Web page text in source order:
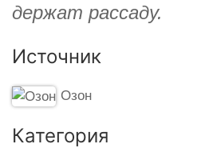
держат рассаду.
Источник
Озон
Категория